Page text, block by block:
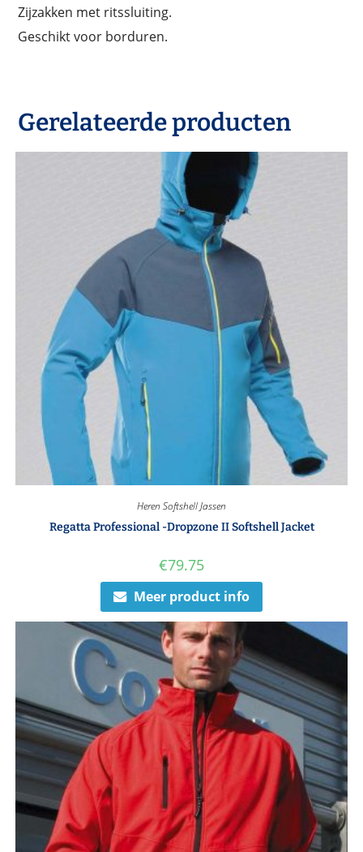
Zijzakken met ritssluiting.
Geschikt voor borduren.
Gerelateerde producten
Heren Softshell Jassen
Regatta Professional -Dropzone II Softshell Jacket
€79.75
Meer product info